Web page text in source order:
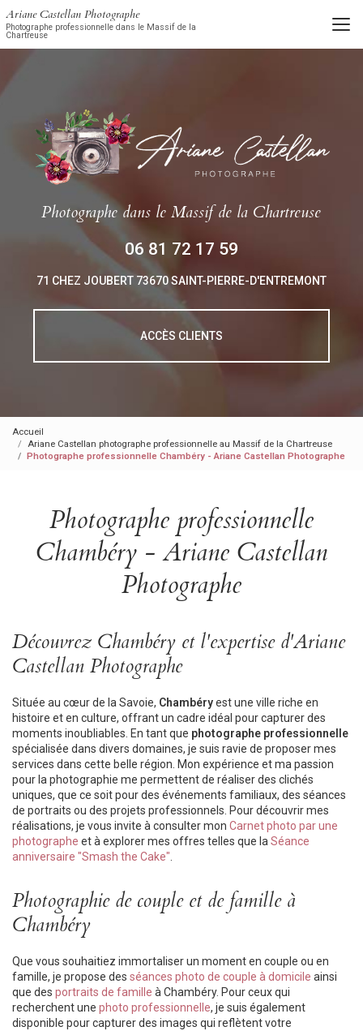
au
contenu
Ariane Castellan Photographe
Photographe professionnelle dans le Massif de la
Chartreuse
Photographedans le Massif de la Chartreuse
06 81 72 17 59
71 CHEZ JOUBERT 73670 SAINT-PIERRE-D'ENTREMONT
ACCÈS CLIENTS
Accueil
Ariane Castellan photographe professionnelle au Massif de la Chartreuse
Photographe professionnelle Chambéry - Ariane Castellan Photographe
Photographe professionnelle
Chambéry - Ariane Castellan
Photographe
Découvrez Chambéry et l'expertise d'Ariane
Castellan Photographe
Située au cœur de la Savoie, Chambéryest une ville riche en
histoire et en culture, offrant un cadre idéal pour capturer des
moments inoubliables. En tant que photographe professionnelle
spécialisée dans divers domaines, je suis ravie de proposer mes
services dans cette belle région. Mon expérience et ma passion
pour la photographie me permettent de réaliser des clichés
uniques, que ce soit pour des événements familiaux, des séances
de portraits ou des projets professionnels. Pour découvrir mes
réalisations, je vous invite à consulter mon Carnet photo par une
photographe et à explorer mes offres telles que la Séance
anniversaire "Smash the Cake"
Photographie de couple et de famille à
Chambéry
Que vous souhaitiez immortaliser un moment en couple ou en
famille, je propose des séances photo de couple à domicile ainsi
que des portraits de famille à Chambéry. Pour ceux qui
recherchent une photo professionnelle, je suis également
disponible pour capturer des images qui reflètent votre